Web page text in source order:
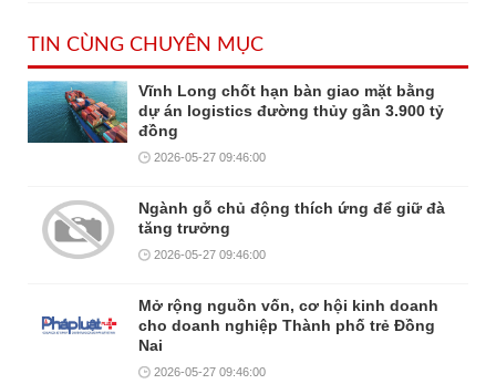
TIN CÙNG CHUYÊN MỤC
Vĩnh Long chốt hạn bàn giao mặt bằng
dự án logistics đường thủy gần 3.900 tỷ
đồng
2026-05-27 09:46:00
Ngành gỗ chủ động thích ứng để giữ đà
tăng trưởng
2026-05-27 09:46:00
Mở rộng nguồn vốn, cơ hội kinh doanh
cho doanh nghiệp Thành phố trẻ Đồng
Nai
2026-05-27 09:46:00